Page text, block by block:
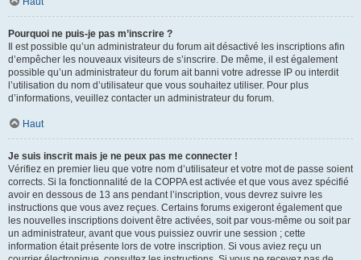
Pourquoi ne puis-je pas m’inscrire ?
Il est possible qu’un administrateur du forum ait désactivé les inscriptions afin
d’empêcher les nouveaux visiteurs de s’inscrire. De même, il est également
possible qu’un administrateur du forum ait banni votre adresse IP ou interdit
l’utilisation du nom d’utilisateur que vous souhaitez utiliser. Pour plus
d’informations, veuillez contacter un administrateur du forum.
Haut
Je suis inscrit mais je ne peux pas me connecter !
Vérifiez en premier lieu que votre nom d’utilisateur et votre mot de passe soient
corrects. Si la fonctionnalité de la COPPA est activée et que vous avez spécifié
avoir en dessous de 13 ans pendant l’inscription, vous devrez suivre les
instructions que vous avez reçues. Certains forums exigeront également que
les nouvelles inscriptions doivent être activées, soit par vous-même ou soit par
un administrateur, avant que vous puissiez ouvrir une session ; cette
information était présente lors de votre inscription. Si vous aviez reçu un